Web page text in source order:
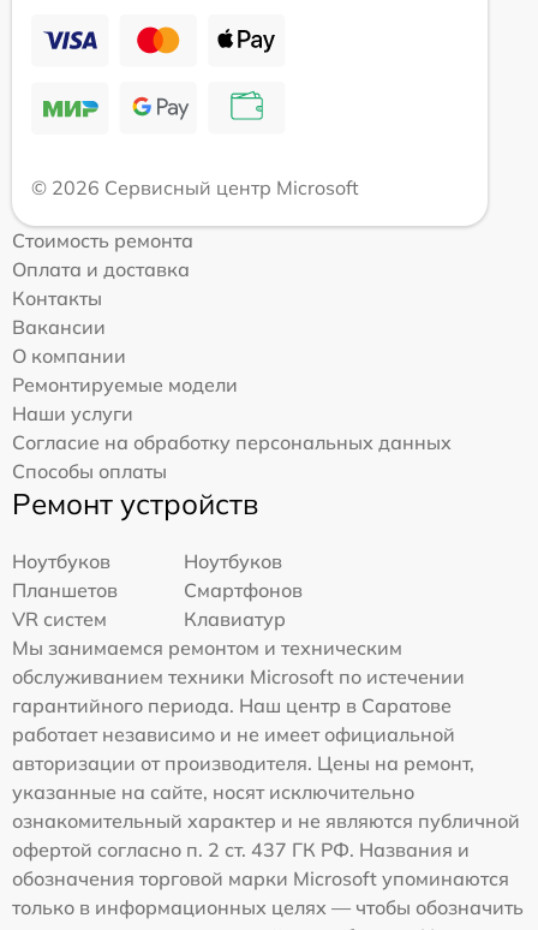
© 2026 Сервисный центр Microsoft
Стоимость ремонта
Оплата и доставка
Контакты
Вакансии
О компании
Ремонтируемые модели
Наши услуги
Согласие на обработку персональных данных
Способы оплаты
Ремонт устройств
Ноутбуков
Ноутбуков
Планшетов
Смартфонов
VR систем
Клавиатур
Мы занимаемся ремонтом и техническим
обслуживанием техники Microsoft по истечении
гарантийного периода. Наш центр в Саратове
работает независимо и не имеет официальной
авторизации от производителя. Цены на ремонт,
указанные на сайте, носят исключительно
ознакомительный характер и не являются публичной
офертой согласно п. 2 ст. 437 ГК РФ. Названия и
обозначения торговой марки Microsoft упоминаются
только в информационных целях — чтобы обозначить